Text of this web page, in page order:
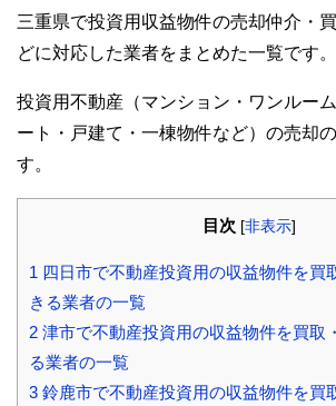
三重県で投資用収益物件の売却仲介・
どに対応した業者をまとめた一覧です。
投資用不動産（マンション・ワンルー
ート・戸建て・一棟物件など）の売却
す。
目次 [非表示]
1 四日市で不動産投資用の収益物件を買
きる業者の一覧
2 津市で不動産投資用の収益物件を買取
る業者の一覧
3 鈴鹿市で不動産投資用の収益物件を買